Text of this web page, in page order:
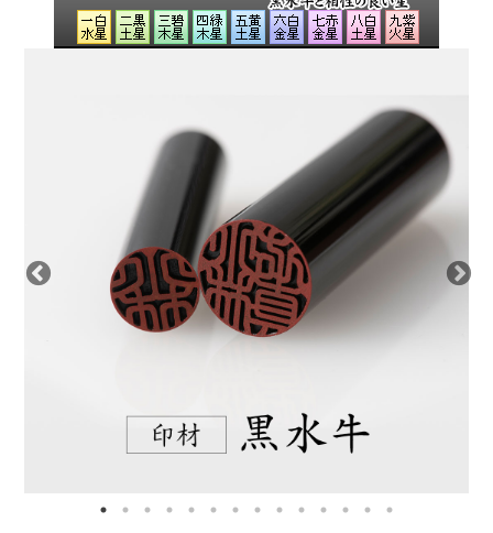
になり自然とよい運気を招き入れられるのではないで
しょうか？